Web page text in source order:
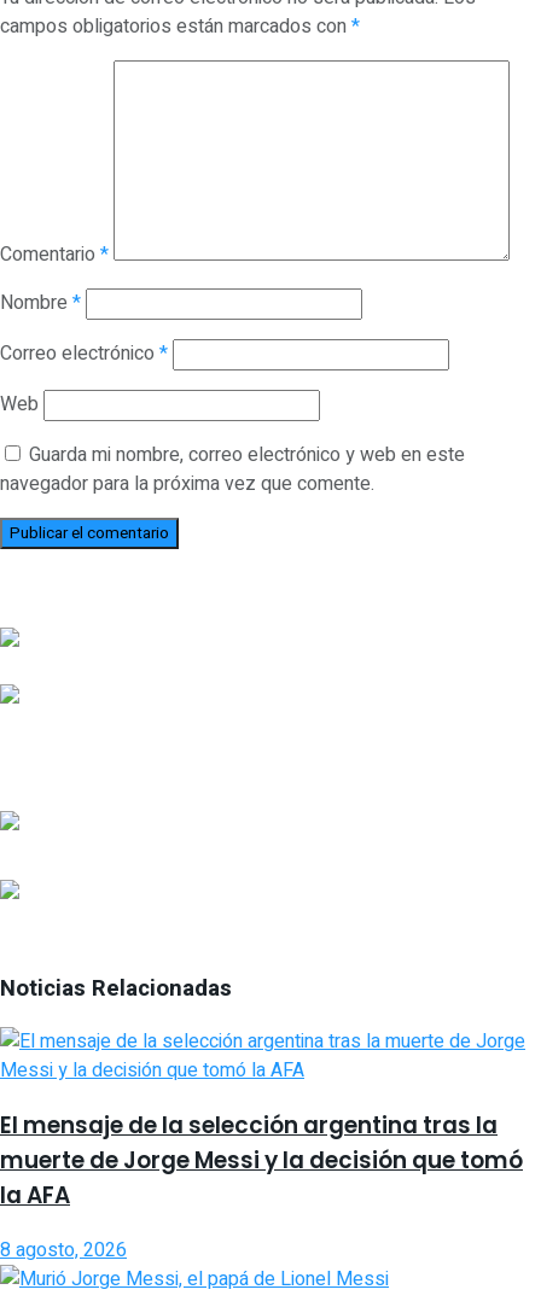
campos obligatorios están marcados con*
Comentario *
Nombre *
Correo electrónico *
Web
Guarda mi nombre, correo electrónico y web en este
navegador para la próxima vez que comente.
Noticias Relacionadas
El mensaje de la selección argentina tras la
muerte de Jorge Messi y la decisión que tomó
la AFA
8 agosto, 2026